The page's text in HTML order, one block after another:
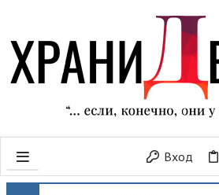
Вход